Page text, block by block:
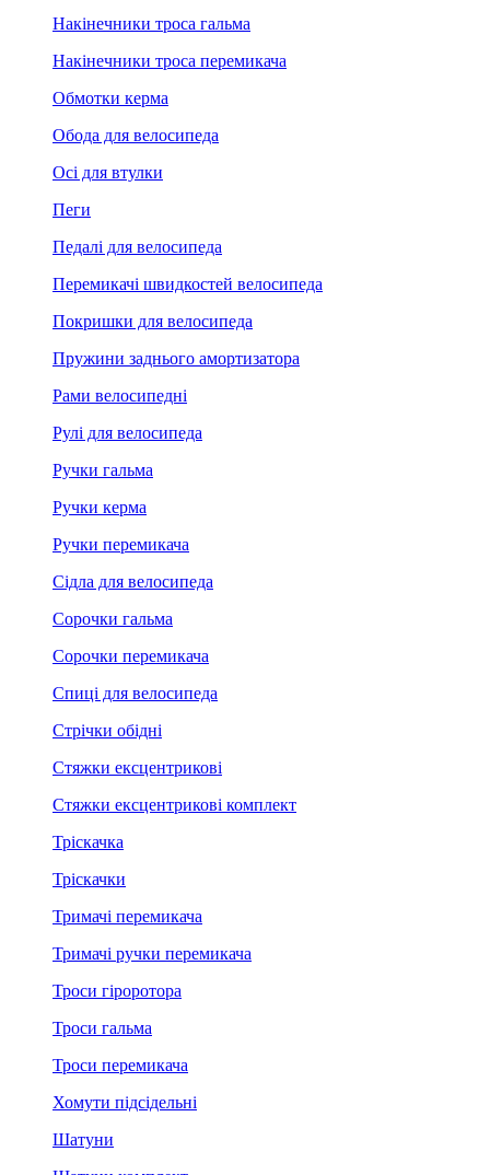
Накінечники троса гальма
Накінечники троса перемикача
Обмотки керма
Обода для велосипеда
Осі для втулки
Пеги
Педалі для велосипеда
Перемикачі швидкостей велосипеда
Покришки для велосипеда
Пружини заднього амортизатора
Рами велосипедні
Рулі для велосипеда
Ручки гальма
Ручки керма
Ручки перемикача
Сідла для велосипеда
Сорочки гальма
Сорочки перемикача
Спиці для велосипеда
Стрічки обідні
Стяжки ексцентрикові
Стяжки ексцентрикові комплект
Тріскачка
Тріскачки
Тримачі перемикача
Тримачі ручки перемикача
Троси гіроротора
Троси гальма
Троси перемикача
Хомути підсідельні
Шатуни